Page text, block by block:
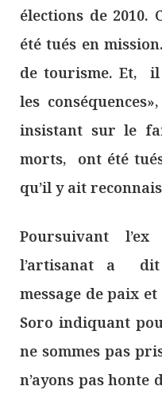
élections de
été tués en
de tourisme. Et,
les
insistant sur le
morts, ont été
qu’il y ait
Poursuivant
l’artisanat a
message de paix
Soro indiquant
ne sommes pas
n’ayons pas